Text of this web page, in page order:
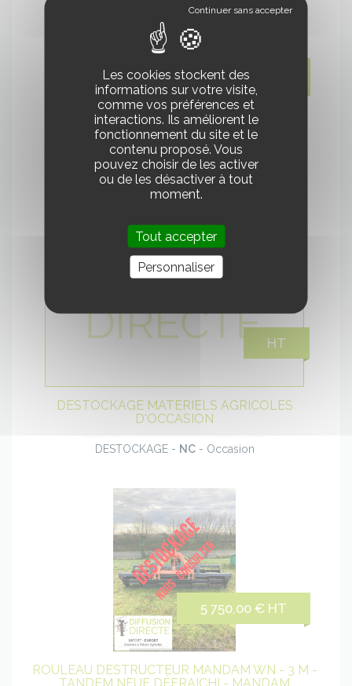
2492€ HT
CYRUSHER VELO ELECTRIQUE TRAX -
CYRUSHER
TRAX - Neuf
HT
Voir
DESTOCKAGE MATERIELS AGRICOLES
D'OCCASION
DESTOCKAGE - NC- Occasion
5 750,00 € HT
ROULEAU DESTRUCTEUR MANDAM WN - 3 M -
Les cookies stockent des
informations sur votre visite,
comme vos préférences et
interactions. Ils améliorent le
fonctionnement du site et le
contenu proposé. Vous
pouvez choisir de les activer
ou de les désactiver à tout
moment.
Tout accepter
Personnaliser